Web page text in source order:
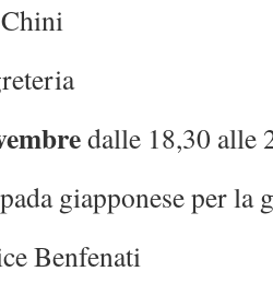
dalle 18,30 alle
giapponese per la
Benfenati